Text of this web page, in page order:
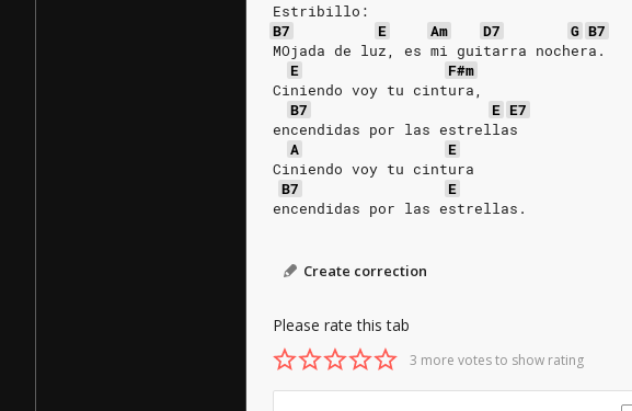
Estribillo:
B7
E Am D7 G B7
MOjada de luz, es mi guitarra nochera.
E
F#m
Ciniendo voy tu cintura,
B7
E E7
encendidas por las estrellas
A
E
Ciniendo voy tu cintura
B7
E
encendidas por las estrellas.
Create correction
Please rate this tab
3 more votes to show rating